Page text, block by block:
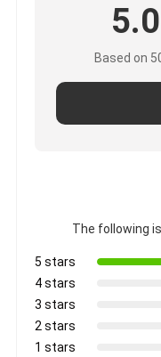
5.0
Based on
The following
5 stars
4 stars
3 stars
2 stars
1 stars